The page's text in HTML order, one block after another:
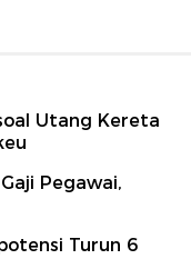
Utang Kereta
Pegawai,
Turun 6